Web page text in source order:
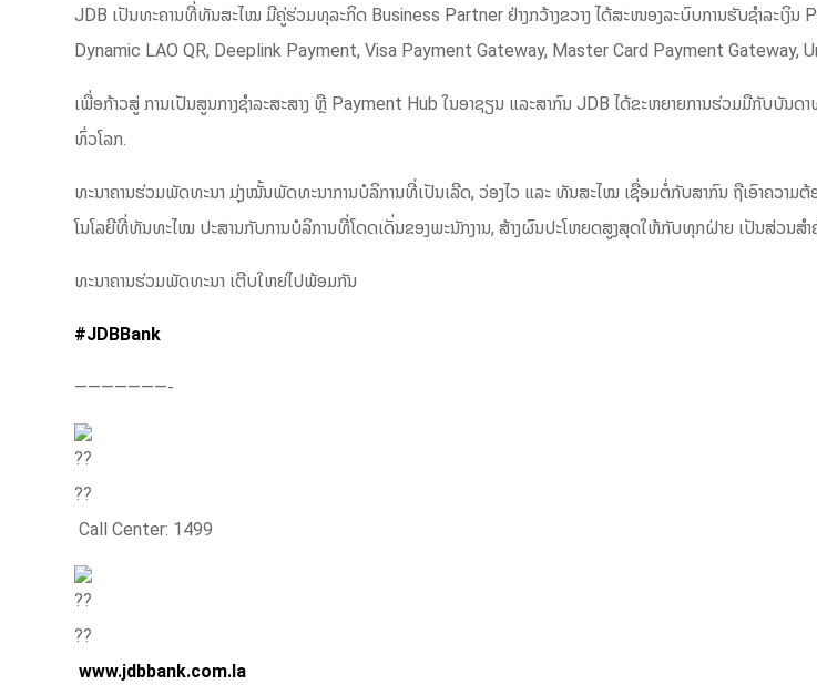
JDB ເປັນທະຄານທີ່ທັນສະໄໝ ມີຄູ່ຮ່ວມທຸລະກິດ Business Partner ຢ່າງກວ້າງຂວາງ ໄດ້ສະໜອງລະບົບການຮັບຊຳລະເ
Dynamic LAO QR, Deeplink Payment, Visa Payment Gateway, Master Card Payment Gateway,
ເພື່ອກ້າວສູ່ ການເປັນສູນກາງຊໍາລະສະສາງ ຫຼື Payment Hub ໃນອາຊຽນ ແລະສາກົນ JDB ໄດ້ຂະຫຍາຍການຮ່ວມມືກັບບັນດາ
ທົ່ວໂລກ.
ທະນາຄານຮ່ວມພັດທະນາ ມຸ່ງໝັ້ນພັດທະນາການບໍລິການທີ່ເປັນເລີດ, ວ່ອງໄວ ແລະ ທັນສະໄໝ ເຊື່ອມຕໍ່ກັບສາກົນ ຖືເອົາຄວາ
ໂນໂລຍີທີ່ທັນທະໄໝ ປະສານກັບການບໍລິການທີ່ໂດດເດັ່ນຂອງພະນັກງານ, ສ້າງຜົນປະໂຫຍດສູງສຸດໃຫ້ກັບທຸກຝ່າຍ ເປັນສ່ວນສຳຄັ
ທະນາຄານຮ່ວມພັດທະນາ ເຕີບໃຫຍ່ໄປພ້ອມກັນ
#JDBBank
———————-
Call Center: 1499
www.jdbbank.com.la